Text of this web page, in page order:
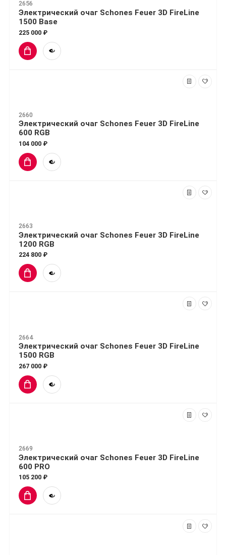
2656
Электрический очаг Schones Feuer 3D FireLine
1500 Base
225 000 ₽
2660
Электрический очаг Schones Feuer 3D FireLine
600 RGB
104 000 ₽
2663
Электрический очаг Schones Feuer 3D FireLine
1200 RGB
224 800 ₽
2664
Электрический очаг Schones Feuer 3D FireLine
1500 RGB
267 000 ₽
2669
Электрический очаг Schones Feuer 3D FireLine
600 PRO
105 200 ₽